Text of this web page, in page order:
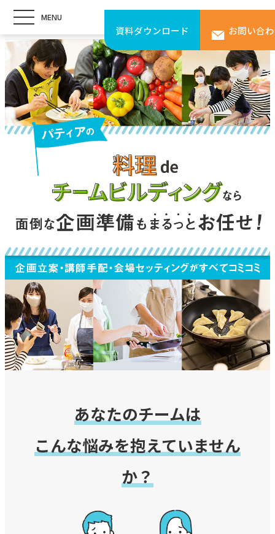
MENU
資料ダウンロード お問い合
あなたのチームは
こんな悩みを抱えていません
か？